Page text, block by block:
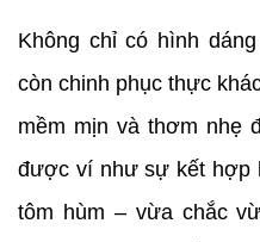
Không chỉ có hình
còn chinh phục thực
mềm mịn và thơm nhẹ
được ví như sự kết hợp
tôm hùm – vừa chắc